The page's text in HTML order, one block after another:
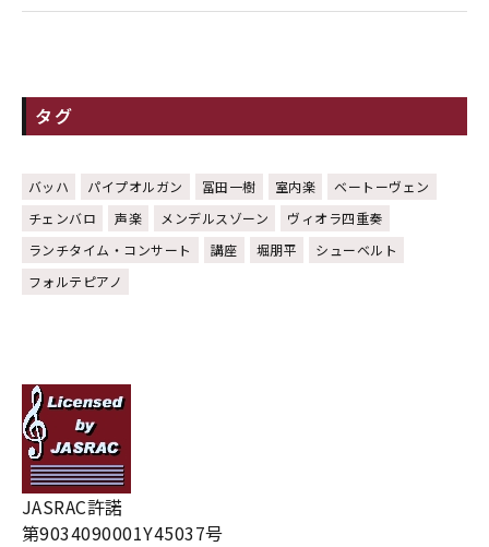
タグ
バッハ パイプオルガン 冨田一樹 室内楽
ベートーヴェン
チェンバロ
声楽 メンデルスゾーン
ヴィオラ四重奏
ランチタイム・コンサート
講座 堀朋平
シューベルト
フォルテピアノ
JASRAC許諾
第9034090001Y45037号